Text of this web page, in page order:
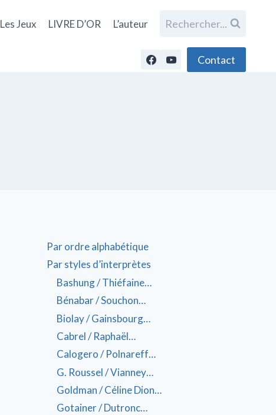
Les Jeux LIVRE D’OR L’auteur Rechercher...
Contact
Par ordre alphabétique
Par styles d’interprètes
Bashung / Thiéfaine…
Bénabar / Souchon…
Biolay / Gainsbourg…
Cabrel / Raphaël…
Calogero / Polnareff…
G. Roussel / Vianney…
Goldman / Céline Dion…
Gotainer / Dutronc…